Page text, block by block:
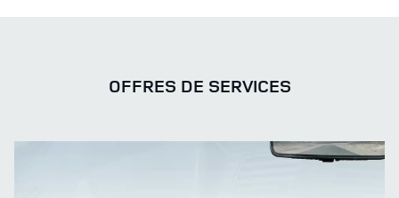
OFFRES DE SERVICES